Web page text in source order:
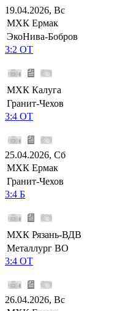
19.04.2026, Вс
МХК Ермак
ЭкоНива-Бобров
3:2 ОТ
МХК Калуга
Гранит-Чехов
3:4 ОТ
25.04.2026, Сб
МХК Ермак
Гранит-Чехов
3:4 Б
МХК Рязань-ВДВ
Металлург ВО
3:4 ОТ
26.04.2026, Вс